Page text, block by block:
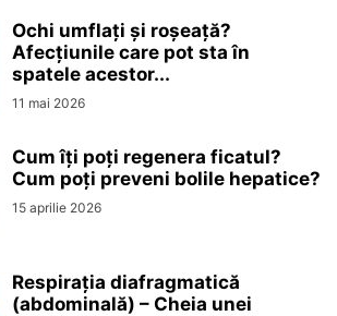
Ochi umflați și roșeață?
Afecțiunile care pot sta în
spatele acestor...
11 mai 2026
Cum îți poți regenera ficatul?
Cum poți preveni bolile hepatice?
15 aprilie 2026
Respirația diafragmatică
(abdominală) – Cheia unei